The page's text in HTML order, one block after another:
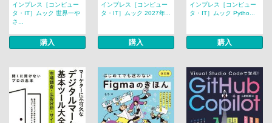
インプレス［コンピュー
タ・IT］ムック 世界一や
さ...
購入
インプレス［コンピュー
タ・IT］ムック 2027年...
購入
インプレス［コンピュー
タ・IT］ムック Pytho...
購入